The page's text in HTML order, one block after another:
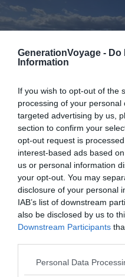
GenerationVoyage - Do
Information
If you wish to opt-out of the
processing of your
targeted advertising by us,
section to confirm your
opt-out request is
interest-based ads based
us or personal information
your opt-out. You may
disclosure of your personal
IAB’s list of downstream
also be disclosed by us to
Downstream Participants
Personal Data
Durée: 2h
Distance: 6 km
Dénivelé : 220 m
Difficulté: Modéré
Voir le tracé de la